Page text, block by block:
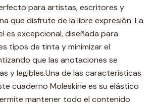
para artistas, escritores y
que disfrute de la libre expresión. La
es excepcional, diseñada para
tipos de tinta y minimizar el
que las anotaciones se
y legibles.Una de las características
cuaderno Moleskine es su elástico
mantener todo el contenido